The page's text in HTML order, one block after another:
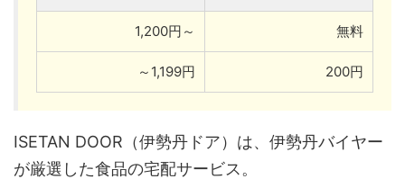
1,200円～ 無料
～1,199円 200円
ISETAN DOOR（伊勢丹ドア）は、伊勢丹バイヤー
が厳選した食品の宅配サービス。